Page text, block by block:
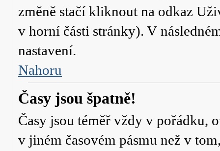
změně stačí kliknout na odkaz
v horní části stránky). V
nastavení.
Nahoru
Časy jsou špatně!
Časy jsou téměř vždy v pořádku,
v jiném časovém pásmu než v